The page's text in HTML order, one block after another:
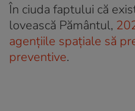
În ciuda faptului că
lovească Pământul,
agențiile spațiale să
preventive.